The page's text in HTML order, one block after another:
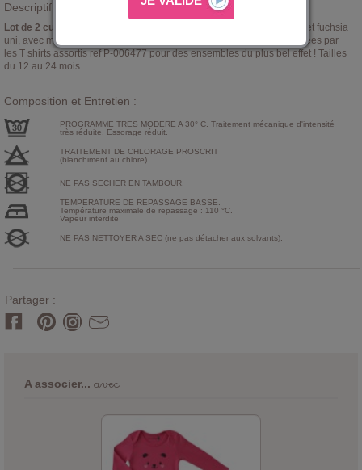
Descriptif :
Lot de 2 culottes fantaisie Sucre d'orge
coloris rose pastel imprimé et fuchsia
uni, avec motif au dos. Jersey 100% coton. Ces culottes sont complétées par
les T shirts assortis ref P-006477 pour des ensembles du plus bel effet ! Tailles
du 12 au 24 mois.
Composition et Entretien :
PROGRAMME TRES MODERE A 30° C. Traitement mécanique d'intensité
très réduite. Essorage réduit.
TRAITEMENT DE CHLORAGE PROSCRIT
(blanchiment au chlore).
NE PAS SECHER EN TAMBOUR.
TEMPERATURE DE REPASSAGE BASSE.
Température maximale de repassage : 110 °C.
Vapeur interdite
NE PAS NETTOYER A SEC (ne pas détacher aux solvants).
Partager :
A associer...